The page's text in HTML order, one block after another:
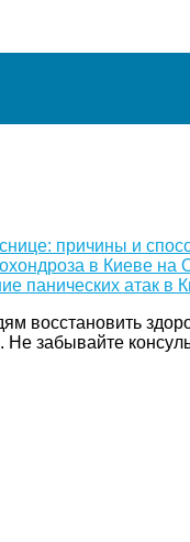
причины и
в Киеве на
панических атак в
восстановить
забывайте